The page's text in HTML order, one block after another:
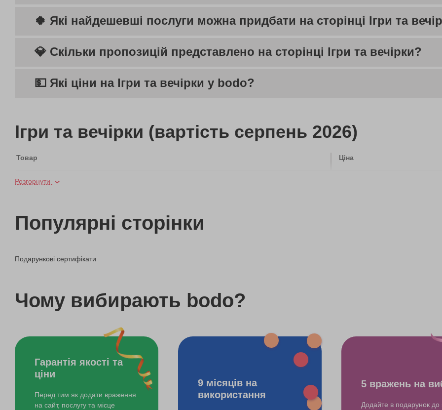
🍀 Які найдешевші послуги можна придбати на сторінці Ігри та
💎 Скільки пропозицій представлено на сторінці Ігри та вечірки?
💵 Які ціни на Ігри та вечірки у bodo?
Ігри та вечірки (вартість серпень 2026)
Товар Ціна
Кінотеатр під відкритим небом для компанії
Кінотеатр під відкритим небом для двох
VR-квест для компанії
Розгорнути
Популярні сторінки
Подарункові сертифікати
Чому вибирають bodo?
Гарантія якості та
ціни
Перед тим як додати враження
на сайт, послугу та місце
9 місяців на
використання
5 вражень на
Додайте в подарунок до